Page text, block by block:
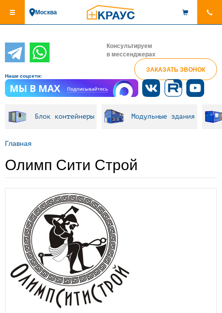
основному
Москва
Консультируем
в мессенджерах
ЗАКАЗАТЬ ЗВОНОК
Наши соцсети:
Блок контейнеры Модульные здания
Главная
Олимп Сити Строй